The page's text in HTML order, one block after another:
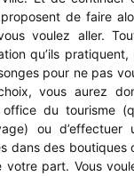
de faire
voulez aller.
qu’ils pratiquent,
pour ne pas
vous aurez
du tourisme
ou d’effectuer
dans des boutiques
votre part. Vous